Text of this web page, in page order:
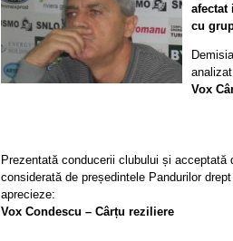
afectat
cu
Vox
Prezentată conducerii clubului și
considerată de președintele Pandurilor
aprecieze:
Vox Condescu – Cârțu reziliere